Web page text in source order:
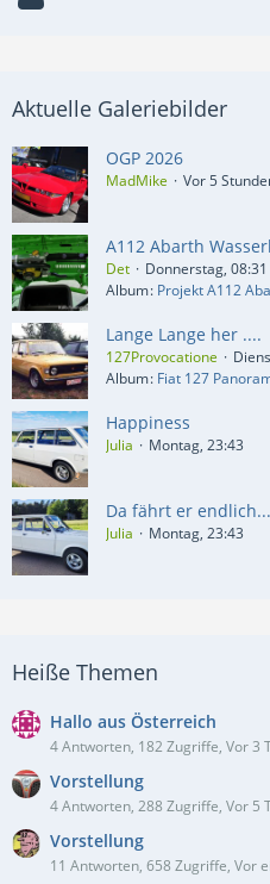
Aktuelle Galeriebilder
OGP 2026
MadMike Vor 5
A112 Abarth
Det
Donnerstag, 08:31
Album Projekt A112
Lange Lange her ....
127Provocatione
Album Fiat 127
Happiness
Julia Montag, 23:43
Da fährt er
Julia Montag, 23:43
Heiße Themen
Hallo aus Österreich
4 Antworten, 182 Zugriffe, Vor 3
Vorstellung
4 Antworten, 288 Zugriffe, Vor 5
Vorstellung
11 Antworten, 658 Zugriffe, Vor